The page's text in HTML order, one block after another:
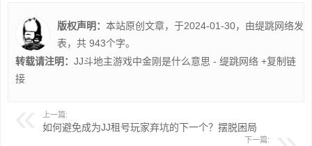
版权声明： 本站原创文章，于2024-01-30，由缇跳网络发
表，共 943个字。
转载请注明： JJ斗地主游戏中金刚是什么意思 - 缇跳网络 +复制链
接
上一篇:
如何避免成为JJ租号玩家弃坑的下一个？摆脱困局
下一篇: